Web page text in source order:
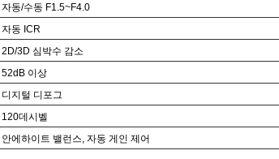
자동/수동 F1.5~F4.0
자동 ICR
2D/3D 심박수 감소
52dB 이상
디지털 디포그
120데시벨
안에 하이트 밸런스, 자동 게인 제어